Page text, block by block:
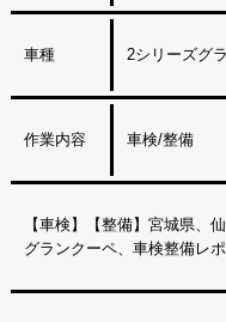
車種 2シリーズグ
作業内容 車検/整備
【車検】【整備】宮城県、
グランクーペ、車検整備レ